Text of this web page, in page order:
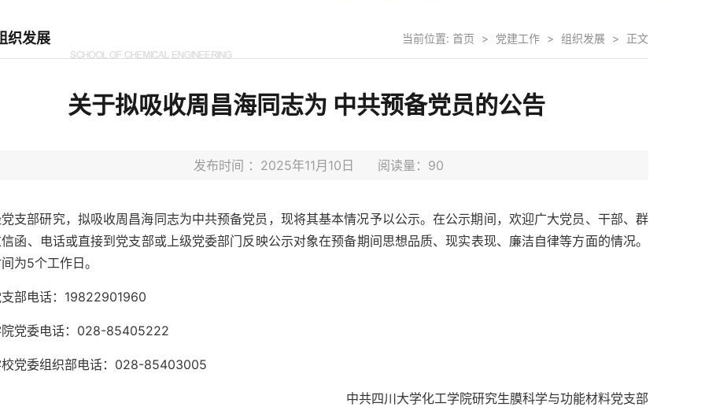
织发展 当前位置: 首页 > 党建工作 > 组织发展 > 正文
关于拟吸收周昌海同志为 中共预备党员的公告
发布时间 ：2025年11月10日 阅读量： 90
支部研究，拟吸收周昌海同志为中共预备党员，现将其基本情况予以公示。在公示期间，欢迎广大党员、干部、群
函、电话或直接到党支部或上级党委部门反映公示对象在预备期间思想品质、现实表现、廉洁自律等方面的情况。
为5个工作日。
部电话：19822901960
党委电话：028-85405222
党委组织部电话：028-85403005
中共四川大学化工学院研究生膜科学与功能材料党支部